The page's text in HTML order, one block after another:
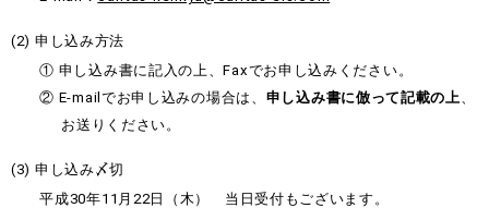
申し込み方法
申し込み書に記入の上、Faxでお申し込みください。
E-mailでお申し込みの場合は、 申し込み書に倣って記載の上
お送りください。
申し込み〆切
平成30年11月22日（木） 当日受付もございます。